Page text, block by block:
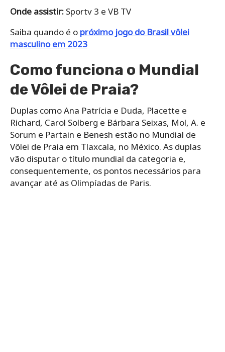
Onde assistir: Sportv 3 e VB TV
Saiba quando é o próximo jogo do Brasil vôlei
masculino em 2023
Como funciona o Mundial
de Vôlei de Praia?
Duplas como Ana Patrícia e Duda, Placette e
Richard, Carol Solberg e Bárbara Seixas, Mol, A. e
Sorum e Partain e Benesh estão no Mundial de
Vôlei de Praia em Tlaxcala, no México. As duplas
vão disputar o título mundial da categoria e,
consequentemente, os pontos necessários para
avançar até as Olimpíadas de Paris.